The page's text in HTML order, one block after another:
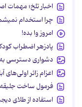
اخبار تلخ؛
چرا استخدام
امروز وا بده!
پادزهر اضطراب کودک با
دشواری دسترسی به
اعزام زائر اولی‌های
فرمول ساخت
استفاده از طلای